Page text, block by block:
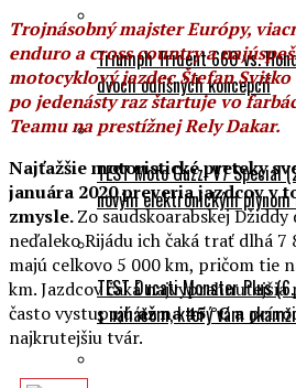
Triumph Trident 660 vs.
dvoch odlišných koncepcií
TEST Moto Guzzi V7
novým elektronickým plynom
TEST Ducati Monster Plus
s naháčom, ktorý vám
Trojnásobný majster Európy,
enduro a cross country a
motocyklový jazdec Štefan
po jedenásty raz štartuje vo
Teamu na prestížnej Rely Dakar.
Najťažšie motoristické preteky
januára 2020 preveria jazdcov v
zmysle.Zo saudskoarabskej
neďaleko Rijádu ich čaká trať dlhá
majú celkovo 5 000 km, pričom tie
km. Jazdcov čaká
často vystupujúaž na 45 °C a
najkrutejšiu tvár.